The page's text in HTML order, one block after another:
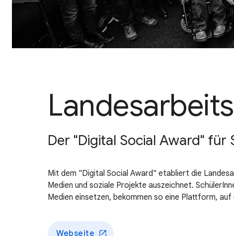
Der "Digital Social Award" für
Mit dem "Digital Social Award" etabliert die
Medien und soziale Projekte auszeichnet.
Medien einsetzen, bekommen so eine Plattform,
Webseite